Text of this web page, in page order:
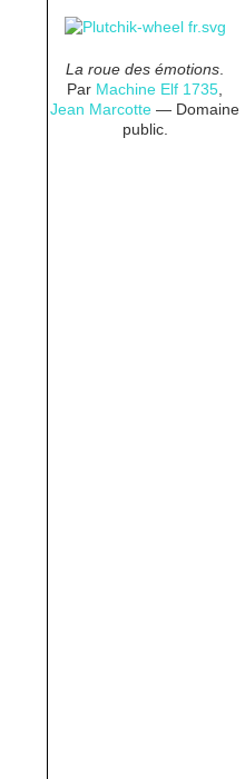
La roue des émotions
Par Machine Elf 1735
Jean Marcotte — Domaine
public.